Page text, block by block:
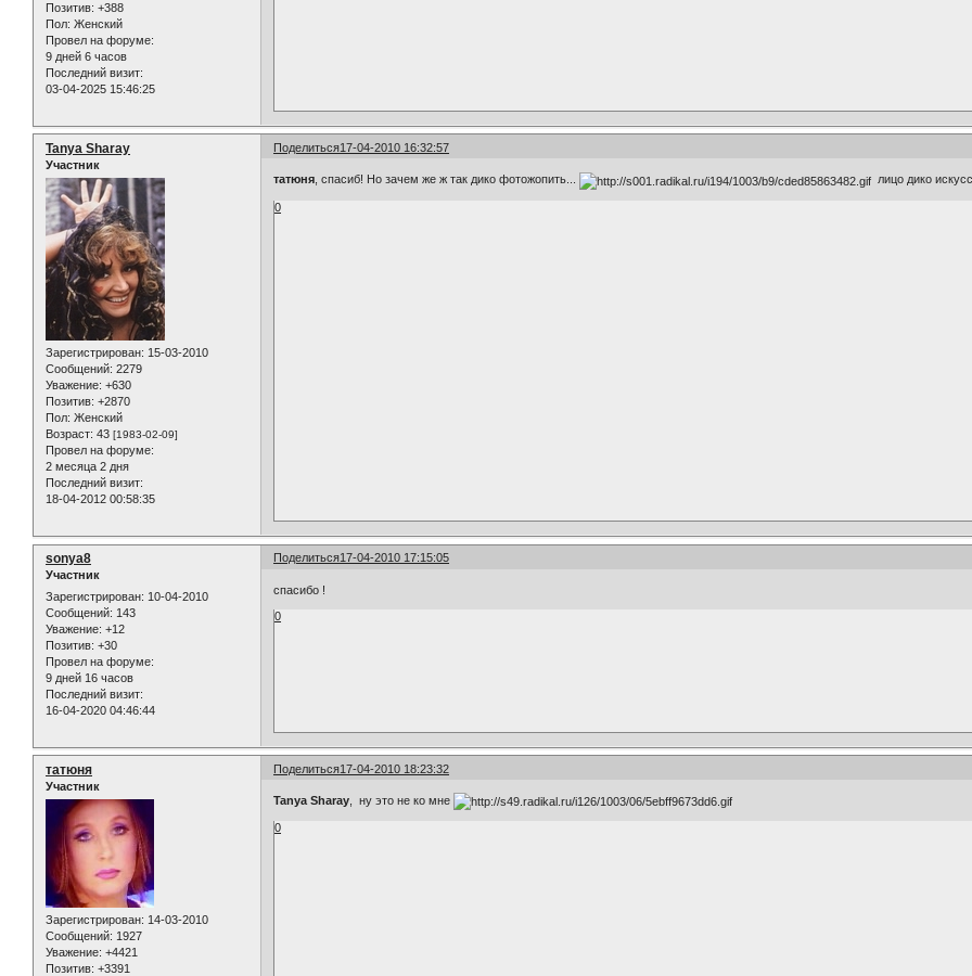
Позитив: +388
Пол: Женский
Провел на форуме:
9 дней 6 часов
Последний визит:
03-04-2025 15:46:25
Поделиться17-04-2010 16:32:57
Tanya Sharay
Участник
Зарегистрирован: 15-03-2010
Сообщений: 2279
Уважение: +630
Позитив: +2870
Пол: Женский
Возраст: 43 [1983-02-09]
Провел на форуме:
2 месяца 2 дня
Последний визит:
18-04-2012 00:58:35
татюня, спасиб! Но зачем же ж так дико фотожопить... лицо дико
0
Поделиться17-04-2010 17:15:05
sonya8
Участник
Зарегистрирован: 10-04-2010
Сообщений: 143
Уважение: +12
Позитив: +30
Провел на форуме:
9 дней 16 часов
Последний визит:
16-04-2020 04:46:44
спасибо !
0
Поделиться17-04-2010 18:23:32
татюня
Участник
Зарегистрирован: 14-03-2010
Сообщений: 1927
Уважение: +4421
Позитив: +3391
Tanya Sharay , ну это не ко мне
0